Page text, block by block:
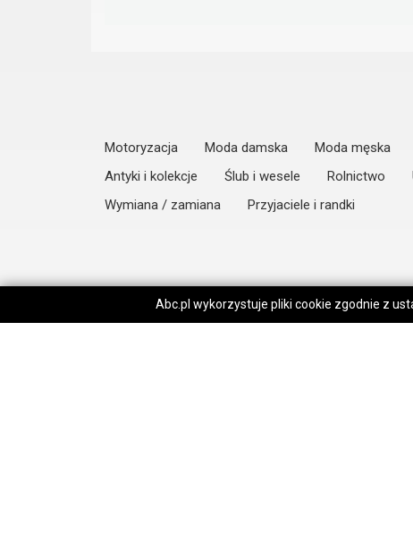
Motoryzacja Moda damska Moda męska
Antyki i kolekcje
Ślub i wesele Rolnictwo
Wymiana / zamiana
Przyjaciele i randki
Abc.pl wykorzystuje pliki cookie zgodnie z